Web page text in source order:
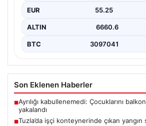
EUR 55.25
ALTIN 6660.6
BTC 3097041
Son Eklenen Haberler
■Ayrılığı kabullenemedi: Çocuklarını
yakalandı
■Tuzla’da işçi konteynerinde çıkan